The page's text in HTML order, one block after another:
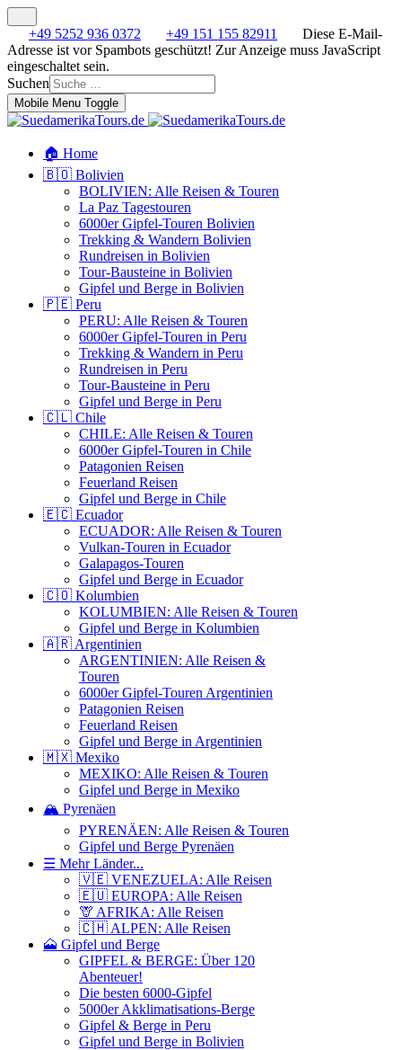
+49 5252 936 0372 +49 151 155 82911
Diese E-Mail-
Adresse ist vor Spambots geschützt! Zur Anzeige muss JavaScript
eingeschaltet sein.
Suchen
Mobile Menu Toggle
🏠 Home
🇧🇴 Bolivien
BOLIVIEN: Alle Reisen & Touren
La Paz Tagestouren
6000er Gipfel-Touren Bolivien
Trekking & Wandern Bolivien
Rundreisen in Bolivien
Tour-Bausteine in Bolivien
Gipfel und Berge in Bolivien
🇵🇪 Peru
PERU: Alle Reisen & Touren
6000er Gipfel-Touren in Peru
Trekking & Wandern in Peru
Rundreisen in Peru
Tour-Bausteine in Peru
Gipfel und Berge in Peru
🇨🇱 Chile
CHILE: Alle Reisen & Touren
6000er Gipfel-Touren in Chile
Patagonien Reisen
Feuerland Reisen
Gipfel und Berge in Chile
🇪🇨 Ecuador
ECUADOR: Alle Reisen & Touren
Vulkan-Touren in Ecuador
Galapagos-Touren
Gipfel und Berge in Ecuador
🇨🇴 Kolumbien
KOLUMBIEN: Alle Reisen & Touren
Gipfel und Berge in Kolumbien
🇦🇷 Argentinien
ARGENTINIEN: Alle Reisen &
Touren
6000er Gipfel-Touren Argentinien
Patagonien Reisen
Feuerland Reisen
Gipfel und Berge in Argentinien
🇲🇽 Mexiko
MEXIKO: Alle Reisen & Touren
Gipfel und Berge in Mexiko
🏔️ Pyrenäen
PYRENÄEN: Alle Reisen & Touren
Gipfel und Berge Pyrenäen
☰ Mehr Länder...
🇻🇪 VENEZUELA: Alle Reisen
🇪🇺 EUROPA: Alle Reisen
🦒 AFRIKA: Alle Reisen
🇨🇭 ALPEN: Alle Reisen
🗻 Gipfel und Berge
GIPFEL & BERGE: Über 120
Abenteuer!
Die besten 6000-Gipfel
5000er Akklimatisations-Berge
Gipfel & Berge in Peru
Gipfel und Berge in Bolivien